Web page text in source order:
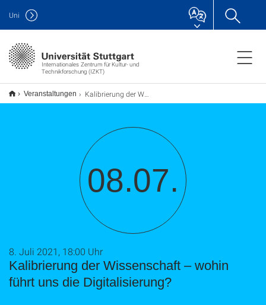
Internationales Zentrum für Kultur- und
Technikforschung (IZKT)
Uni
Veranstaltungen Kalibrierung der Wissenschaft – wohin führt uns die Digitalisierung?
08.07.
Kalibrierung der Wissenschaft – wohin
führt uns die Digitalisierung?
8. Juli 2021, 18:00 Uhr